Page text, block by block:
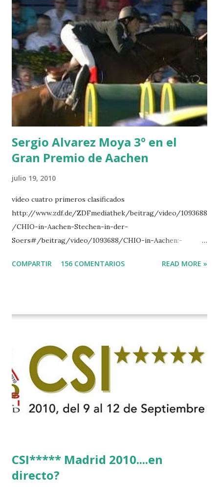
POWER - MILLAR 5 ARMANIE -VOORN 6 QUERLYBET
HERO -LEJAUNE 7 MO CHROI - O’BRIEN 8 CARMENA Z -
BREEN 9 JALLA DE GAVIERE -RAMZY AL DUHAMI 10
NOVEL -PHILIPPAERTS 3 triple 1 LATE NIGHT -LEVY 2 K
CLUB LADY -O’CONNOR 3 QUICK STUDY - HOUGH 4
LORENZO -AHLMANN 5 L’ESPOIR -GULLIKSEN 6
TOPINAMBOUR -LEPREVOST 7 WISCONSIN 111 -MOYA 8
INTERTOY Z - BRASH 9 HERALD –CORDON 10 SELDANA
DI CAMPALTO -SHARBATLY Vuelta Triunfal... el ganador
del Gran Premio en su vuelta de honor
Sergio Alvarez Moya 3º en el
Gran Premio de Aachen
julio 19, 2010
vídeo cuatro primeros clasificados
http://www.zdf.de/ZDFmediathek/beitrag/video/1093688
/CHIO-in-Aachen-Stechen-in-der-
Soers#/beitrag/video/1093688/CHIO-in-Aachen:-
COMPARTIR 156 COMENTARIOS READ MORE »
CSI***** Madrid 2010....en
directo?